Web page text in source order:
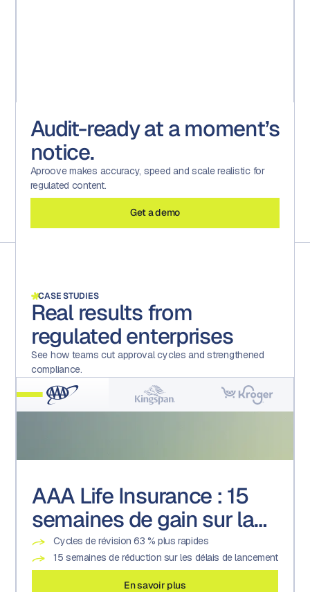
Audit-ready at a moment’s
notice.
Aproove makes accuracy, speed and scale realistic for
regulated content.
Get a demo
CASE STUDIES
Real results from
regulated enterprises
See how teams cut approval cycles and strengthened
compliance.
AAA Life Insurance : 15
semaines de gain sur la
mise sur le marché
Cycles de révision 63 % plus rapides
15 semaines de réduction sur les délais de lancement
En savoir plus
Kingspan : Une culture de
la conformité portée par
la technologie
Augmentation de 200 % des tâches et projets
auditables
Réduction de 19 % des efforts associés
Kroger : Transformer un
centre d'excellence en
exécution promotionnelle
22 marques
Plus de 600 versions par semaine
En savoir plus